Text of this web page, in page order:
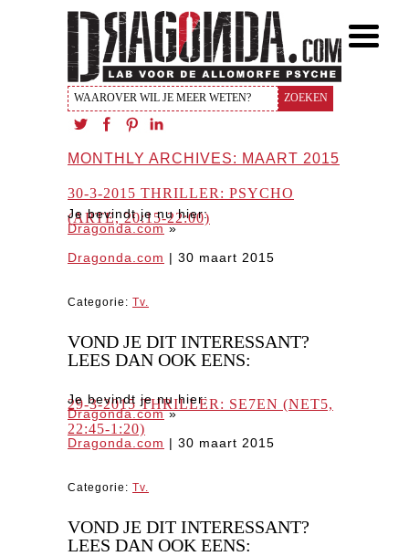
MONTHLY ARCHIVES: MAART 2015
30-3-2015 THRILLER: PSYCHO
(ARTE, 20:15-22:00)
Je bevindt je nu hier:
Dragonda.com»
Dragonda.com | 30 maart 2015
Categorie: Tv.
VOND JE DIT INTERESSANT?
LEES DAN OOK EENS:
29-3-2015 THRILLER: SE7EN (NET5,
22:45-1:20)
Je bevindt je nu hier:
Dragonda.com»
Dragonda.com | 30 maart 2015
Categorie: Tv.
VOND JE DIT INTERESSANT?
LEES DAN OOK EENS: